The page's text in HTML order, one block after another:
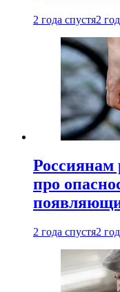
2 года спустя2
Россиянам
про
2 года спустя2